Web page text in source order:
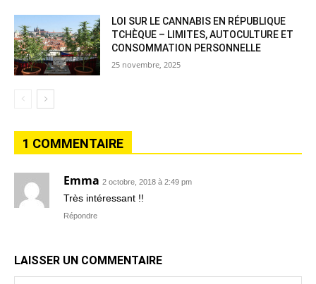
LOI SUR LE CANNABIS EN RÉPUBLIQUE
TCHÈQUE – LIMITES, AUTOCULTURE ET
CONSOMMATION PERSONNELLE
25 novembre, 2025
1 COMMENTAIRE
Emma 2 octobre, 2018 à 2:49 pm
Très intéressant !!
Répondre
LAISSER UN COMMENTAIRE